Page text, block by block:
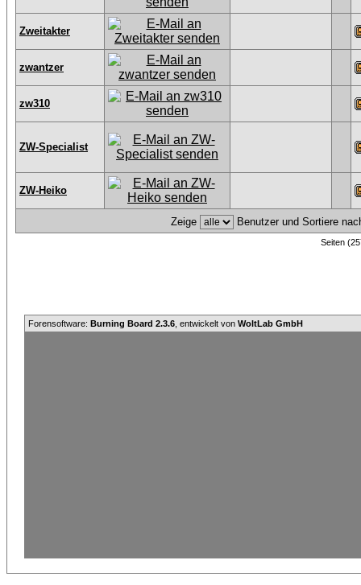
Zweitakter
zwantzer
zw310
ZW-Specialist
ZW-Heiko
Zeige Benutzer und Sortiere
Seiten
Forensoftware: Burning Board 2.3.6 , entwickelt von WoltLab GmbH